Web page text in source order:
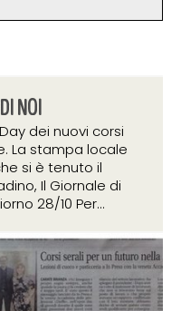
NOI
dei nuovi corsi
La stampa locale
si è tenuto il
Il Giornale di
28/10 Per...